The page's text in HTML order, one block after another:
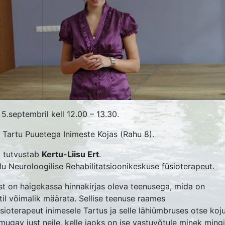
kell 12.00 – 13.30.
Puuetega Inimeste Kojas (Rahu 8).
tutvustab Kertu-Liisu Ert.
Neuroloogilise Rehabilitatsioonikeskuse füsioterapeut.
on haigekassa hinnakirjas oleva teenusega, mida on
võimalik määrata. Sellise teenuse raames
inimesele Tartus ja selle lähiümbruses otse
just neile, kelle jaoks on ise vastuvõtule minek
ÜHING
"HÕBENIIT"
"SÕPRUS"
AEGADE KLUBI AJALUGU
EKSKURSIOONI
AJALUGU
ÜRITUSE AJALUGU
VEEBILEHE
AJALUGU